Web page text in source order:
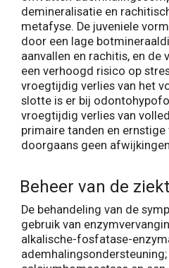
demineralisatie en
metafyse. De juveniele
door een lage
aanvallen en rachitis, en de
een verhoogd risico op
vroegtijdig verlies van het
slotte is er bij
vroegtijdig verlies van
primaire tanden en ernstige
doorgaans geen
Beheer van de
De behandeling van de
gebruik van
alkalische-fosfatase-